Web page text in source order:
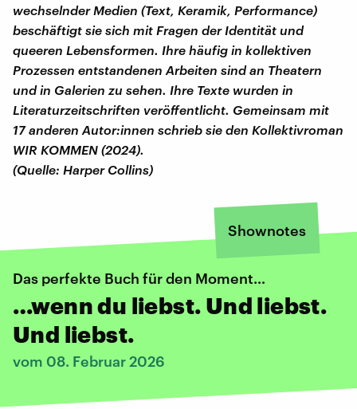
wechselnder Medien (Text, Keramik, Performance)
beschäftigt sie sich mit Fragen der Identität und
queeren Lebensformen. Ihre häufig in kollektiven
Prozessen entstandenen Arbeiten sind an Theatern
und in Galerien zu sehen. Ihre Texte wurden in
Literaturzeitschriften veröffentlicht. Gemeinsam mit
17 anderen Autor:innen schrieb sie den Kollektivroman
WIR KOMMEN (2024).
(Quelle: Harper Collins)
Shownotes
Das perfekte Buch für den Moment…
…wenn du liebst. Und liebst.
Und liebst.
vom 08. Februar 2026